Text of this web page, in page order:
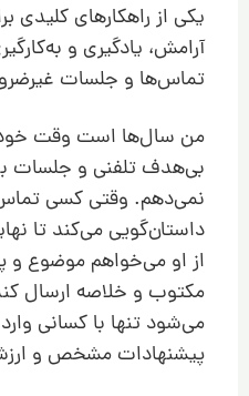
یکی از راهکارهای کلیدی
آرامش، یادگیری و
تماس‌ها و جلسات
من سال‌ها است وقت
بی‌هدف تلفنی و جلسات
نمی‌دهم. وقتی کسی
داستان‌گویی می‌کند تا
از او می‌خواهم موضوع و
مکتوب و خلاصه ارسال
می‌شود تنها با کسانی
پیشنهادات مشخص و